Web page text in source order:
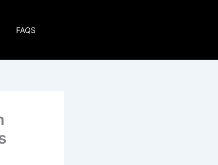
FAQS